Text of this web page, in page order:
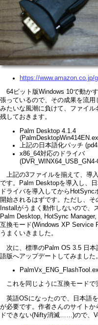
https://www.amazon.co.jp/
64ビット版Windows 10で動か
張っているので、その成果を流
みたいな風潮に負けて、ファイル
残しておきます。
Palm Desktop 4.1.4
上記の日本語化パッチ
x86_64対応のドライバ
上記の3ファイルを揃えて、導
です。Palm Desktopを導入し、日
ドライバを導入してから
開始されるはずです。ただし、
Installがうまく動作しないので、
Palm Desktop, HotSync
互換モード(Windows XP Service
うまくいきました。
次に、標準のPalm OS 3.5 日
語版へアップデートしてみました。
これを同じように互換モードで
英語OSになったので、日本語
が必要です。作者さんのサイトか
ドできない(Nifty消滅……)ので、